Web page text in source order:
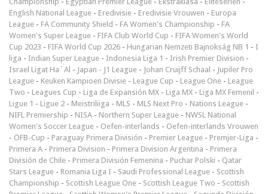
English National League - Eredivisie - Eredivisie Vrouwen - Europa
League - FA Community Shield - FA Women's Championship - FA
Women's Super League - FIFA Club World Cup - FIFA Women's World
Cup 2023 - FIFA World Cup 2026 - Hungarian Nemzeti Bajnokság NB 1 - I
liga - Indian Super League - Indonesia Liga 1 - Irish Premier Division -
Israel Ligat Ha`Al - Japan - J1 League - Johan Cruijff Schaal - Jupiler Pro
League - Keuken Kampioen Divisie - League Cup - League One - League
Two - Leagues Cup - Liga de Expansión MX - Liga MX - Liga MX Femenil -
Ligue 1 - Ligue 2 - Meistriliiga - MLS - MLS Next Pro - Nations League -
NIFL Premiership - NISA - Northern Super League - NWSL National
Women's Soccer League - Oefen-interlands - Oefen-interlands Vrouwen
- ÖFB-Cup - Paraguay Primera División - Premier League - Premjer-Liga -
Primera A - Primera Division - Primera Division Argentina - Primera
División de Chile - Primera División Femenina - Puchar Polski - Qatar
Stars League - Romania Liga I - Saudi Professional League - Scottish
Championship - Scottish League One - Scottish League Two - Scottish